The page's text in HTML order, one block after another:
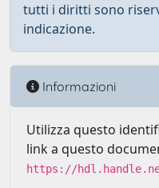
tutti i diritti sono
indicazione.
Informazioni
Utilizza questo
link a questo
https://